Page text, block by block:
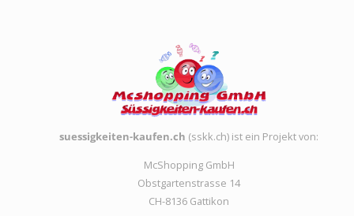
suessigkeiten-kaufen.ch (sskk.ch) ist ein Projekt von:
McShopping GmbH
Obstgartenstrasse 14
CH-8136 Gattikon